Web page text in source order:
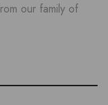
our family of